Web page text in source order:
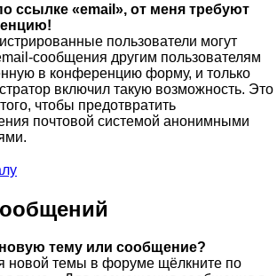
ссылке «email», от меня требуют
пользователи могут
сообщения другим пользователям
в конференцию форму, и только
включил такую возможность. Это
чтобы предотвратить
почтовой системой анонимными
новую тему или сообщение?
новой темы в форуме щёлкните по